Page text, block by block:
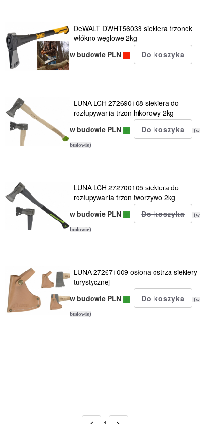
DeWALT DWHT56033 siekiera trzonek
włókno węglowe 2kg
w budowie PLN
LUNA LCH 272690108 siekiera do
rozłupywania trzon hikorowy 2kg
w budowie PLN
(w
budowie)
LUNA LCH 272700105 siekiera do
rozłupywania trzon tworzywo 2kg
w budowie PLN
(w
budowie)
LUNA 272671009 osłona ostrza siekiery
turystycznej
w budowie PLN
(w
budowie)